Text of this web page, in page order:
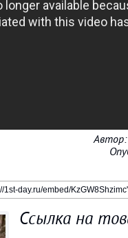
Ссылка на